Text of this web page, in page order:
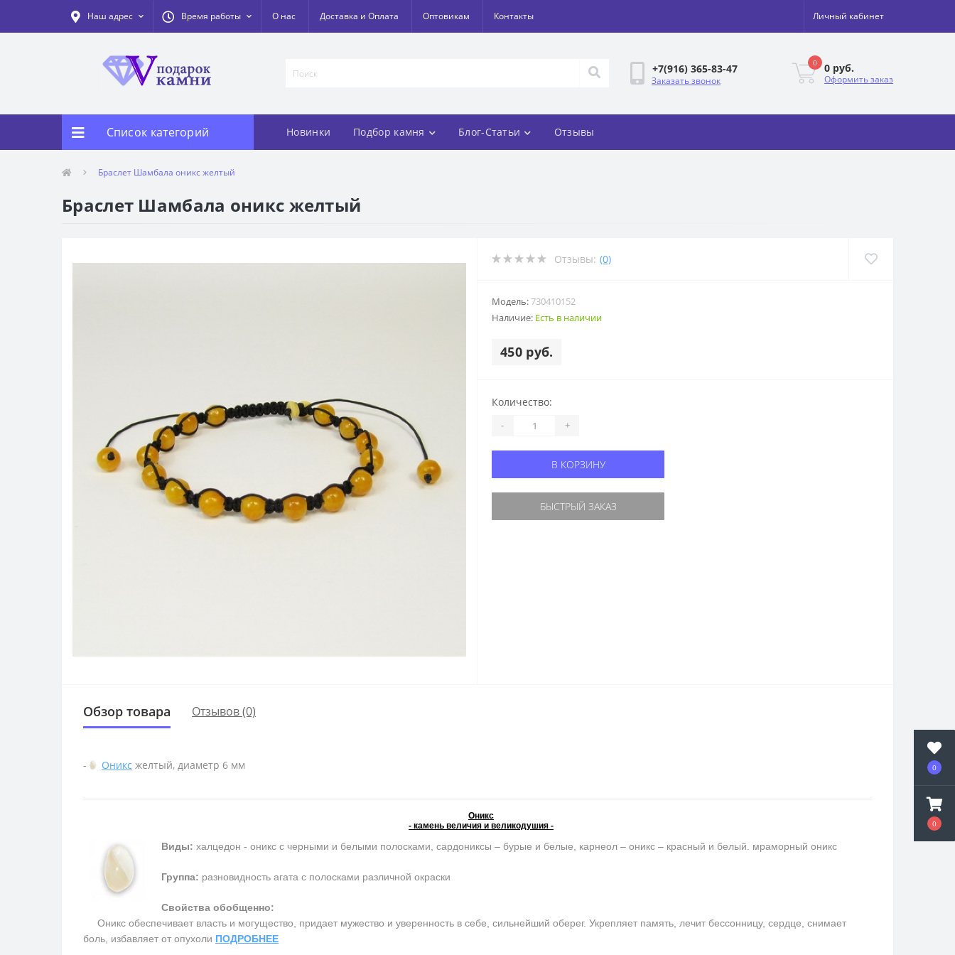
0
0
Наш адрес Время работы О нас Доставка и Оплата Оптовикам Контакты Личный кабинет
+7(916) 365-83-47
Заказать звонок
0 0 руб.
Оформить заказ
Список категорий Новинки Подбор камня Блог-Статьи Отзывы
Браслет Шамбала оникс желтый
Браслет Шамбала оникс желтый
Отзывы: (0)
Модель:730410152
Наличие: Есть в наличии
450 руб.
Количество:
- +
В КОРЗИНУ
БЫСТРЫЙ ЗАКАЗ
Обзор товара Отзывов (0)
- Оникс желтый, диаметр 6 мм
Оникс
- камень величия и великодушия -
Виды: халцедон - оникс с черными и белыми полосками, сардониксы – бурые и белые, карнеол – оникс – красный и белый. мраморный оникс
Группа: разновидность агата с полосками различной окраски
Свойства обобщенно:
Оникс обеспечивает власть и могущество, придает мужество и уверенность в себе, сильнейший оберег. Укрепляет память, лечит бессонницу, сердце, снимает
боль, избавляет от опухоли ПОДРОБНЕЕ